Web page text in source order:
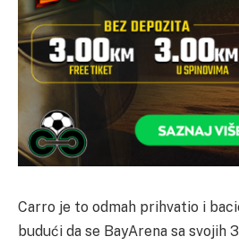
Carro je to odmah prihvatio i
budući da se BayArena sa svojih